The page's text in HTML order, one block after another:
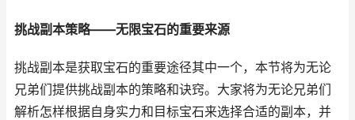
挑战副本策略——无限宝石的重要来源
挑战副本是获取宝石的重要途径其中一个，本节将为无论
兄弟们提供挑战副本的策略和诀窍。大家将为无论兄弟们
解析怎样根据自身实力和目标宝石来选择合适的副本，并